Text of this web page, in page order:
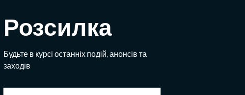
Розсилка
Будьте в курсі останніх подій, анонсів та
заходів